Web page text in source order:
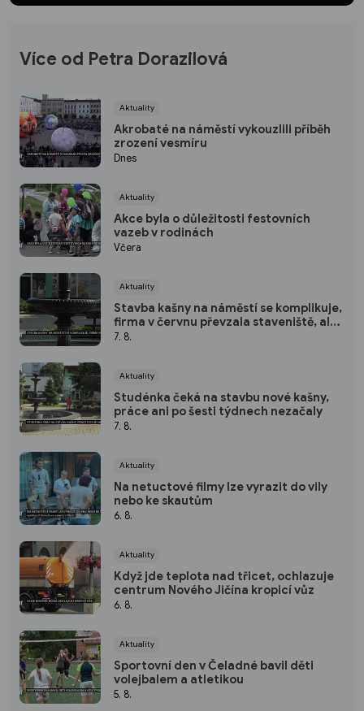
Více od Petra Dorazilová
Aktuality
Akrobaté na náměstí vykouzlili příběh
zrození vesmíru
Dnes
Aktuality
Akce byla o důležitosti festovních
vazeb v rodinách
Včera
Aktuality
Stavba kašny na náměstí se komplikuje,
firma v červnu převzala staveniště, ale
nepracuje
7. 8.
Aktuality
Studénka čeká na stavbu nové kašny,
práce ani po šesti týdnech nezačaly
7. 8.
Aktuality
Na netuctové filmy lze vyrazit do vily
nebo ke skautům
6. 8.
Aktuality
Když jde teplota nad třicet, ochlazuje
centrum Nového Jičína kropicí vůz
6. 8.
Aktuality
Sportovní den v Čeladné bavil děti
volejbalem a atletikou
5. 8.